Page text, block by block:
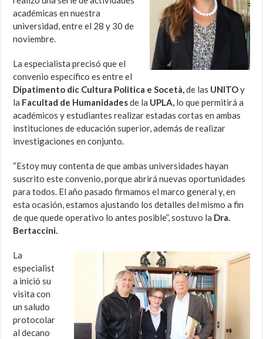
académicas en nuestra
universidad, entre el 28 y 30 de
noviembre.
La especialista precisó que el
convenio específico es entre el
Dipatimento dic Cultura Politica e Socetà,de las UNITOy
la Facultad de Humanidadesde la UPLA, lo que permitirá a
académicos y estudiantes realizar estadas cortas en ambas
instituciones de educación superior, además de realizar
investigaciones en conjunto.
“Estoy muy contenta de que ambas universidades hayan
suscrito este convenio, porque abrirá nuevas oportunidades
para todos. El año pasado firmamos el marco general y, en
esta ocasión, estamos ajustando los detalles del mismo a fin
de que quede operativo lo antes posible”, sostuvo la Dra.
Bertaccini.
La
especialist
a inició su
visita con
un saludo
protocolar
al decano